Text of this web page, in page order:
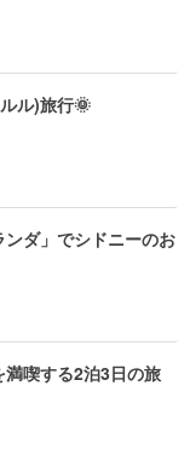
ル)旅行🌞
ダ」でシドニーのお
喫する2泊3日の旅